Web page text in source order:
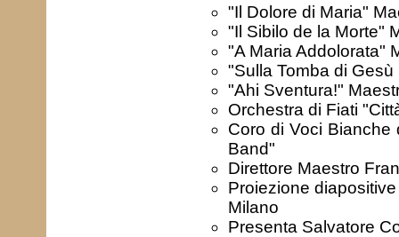
"Il Dolore di Maria"
"Il Sibilo de la Morte"
"A Maria Addolorata"
"Sulla Tomba di
"Ahi Sventura!"
Orchestra di Fiati
Coro di Voci
Band"
Direttore Maestro
Proiezione
Milano
Presenta Salvatore